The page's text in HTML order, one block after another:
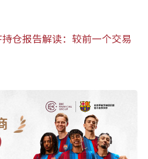
仓报告解读：较前一个交易